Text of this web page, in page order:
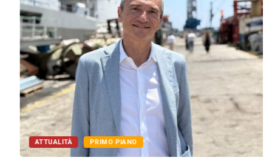
ATTUALITÀ PRIMO PIANO